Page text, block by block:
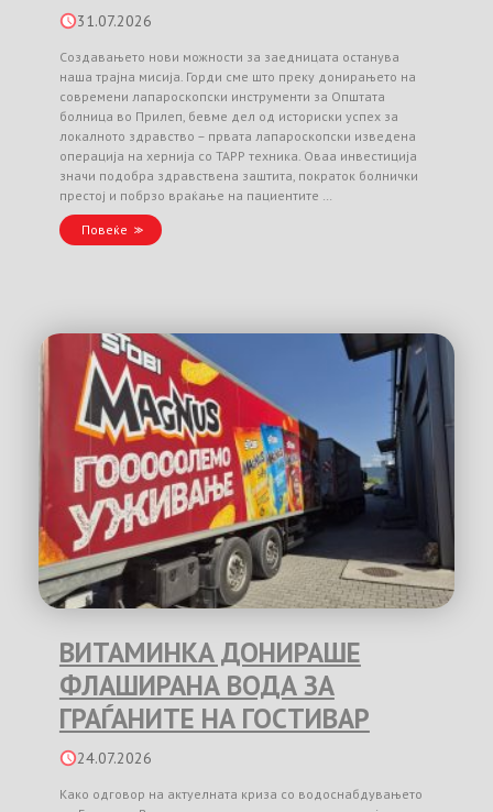
31.07.2026
Создавањето нови можности за заедницата останува
наша трајна мисија. Горди сме што преку донирањето на
современи лапароскопски инструменти за Општата
болница во Прилеп, бевме дел од историски успех за
локалното здравство – првата лапароскопски изведена
операција на хернија со TAPP техника. Оваа инвестиција
значи подобра здравствена заштита, пократок болнички
престој и побрзо враќање на пациентите …
Повеќе
ВИТАМИНКА ДОНИРАШЕ
ФЛАШИРАНА ВОДА ЗА
ГРАЃАНИТЕ НА ГОСТИВАР
24.07.2026
Како одговор на актуелната криза со водоснабдувањето